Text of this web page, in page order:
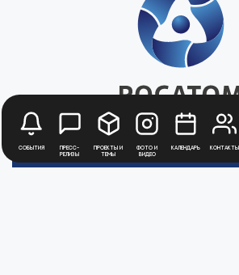
События
Пресс-
релизы
Проекты и
темы
Фото и
видео
Календарь Контакты
Будьте в курсе